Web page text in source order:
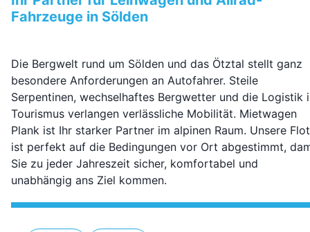
Fahrzeuge in Sölden
Die Bergwelt rund um Sölden und das Ötztal stellt ganz
besondere Anforderungen an Autofahrer. Steile
Serpentinen, wechselhaftes Bergwetter und die Logistik
Tourismus verlangen verlässliche Mobilität. Mietwagen
Plank ist Ihr starker Partner im alpinen Raum. Unsere
ist perfekt auf die Bedingungen vor Ort abgestimmt,
Sie zu jeder Jahreszeit sicher, komfortabel und
unabhängig ans Ziel kommen.